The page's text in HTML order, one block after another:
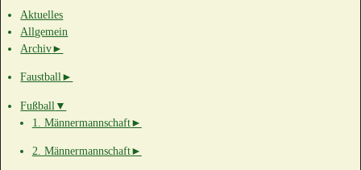
Aktuelles
Allgemein
Archiv►
Faustball►
Fußball ▼
1. Männermannschaft►
2. Männermannschaft►